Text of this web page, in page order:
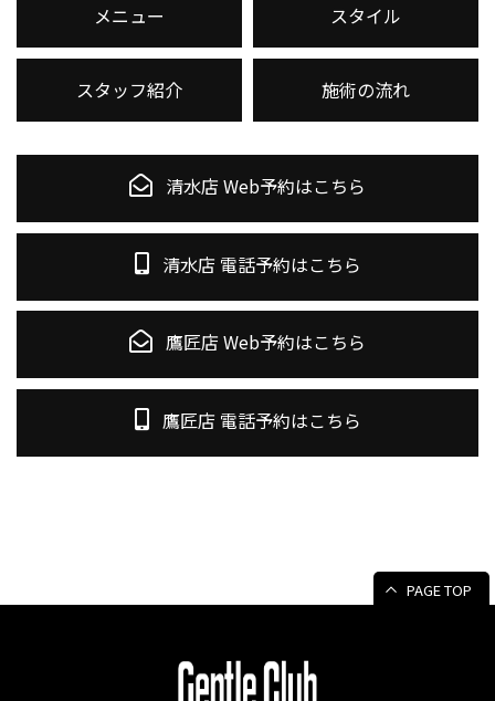
メニュー スタイル
スタッフ紹介 施術の流れ
清水店 Web予約はこちら
清水店 電話予約はこちら
鷹匠店 Web予約はこちら
鷹匠店 電話予約はこちら
PAGE TOP